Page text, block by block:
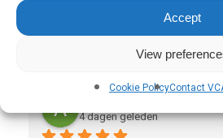
Accept
View
Cookie PolicyContact
4 dagen geleden